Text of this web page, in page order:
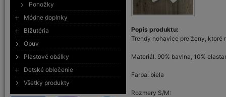
Ponožky
Módne doplnky
Bižutéria
Obuv
Plastové obálky
Detské oblečenie
Všetky produkty
Popis produktu:
Trendy nohavice pre ženy,
Materiál: 90% bavlna, 10%
Farba: biela
Rozmery S/M: